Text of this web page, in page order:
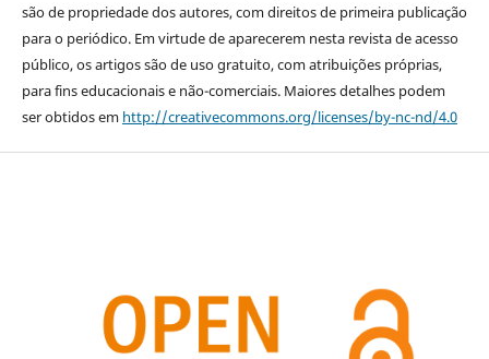
são de propriedade dos autores, com direitos de primeira publicação
para o periódico. Em virtude de aparecerem nesta revista de acesso
público, os artigos são de uso gratuito, com atribuições próprias,
para fins educacionais e não-comerciais. Maiores detalhes podem
ser obtidos em http://creativecommons.org/licenses/by-nc-nd/4.0